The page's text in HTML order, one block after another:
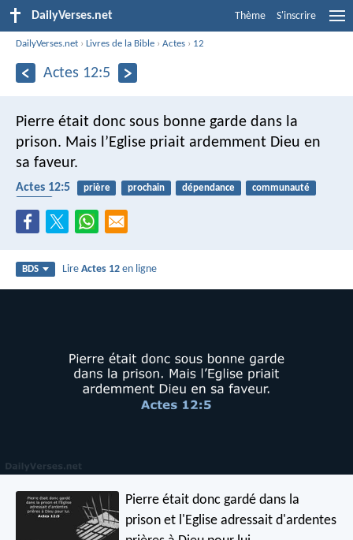
DailyVerses.net Thème S'inscrire
DailyVerses.net ›Livres de la Bible ›Actes › 12
Actes 12:5
Pierre était donc sous bonne garde dans la
prison. Mais l’Eglise priait ardemment Dieu en
sa faveur.
Actes 12:5 prière prochain dépendance
communauté
BDS LireActes 12 en ligne
Pierre était donc gardé dans la
prison et l'Eglise adressait d'ardentes